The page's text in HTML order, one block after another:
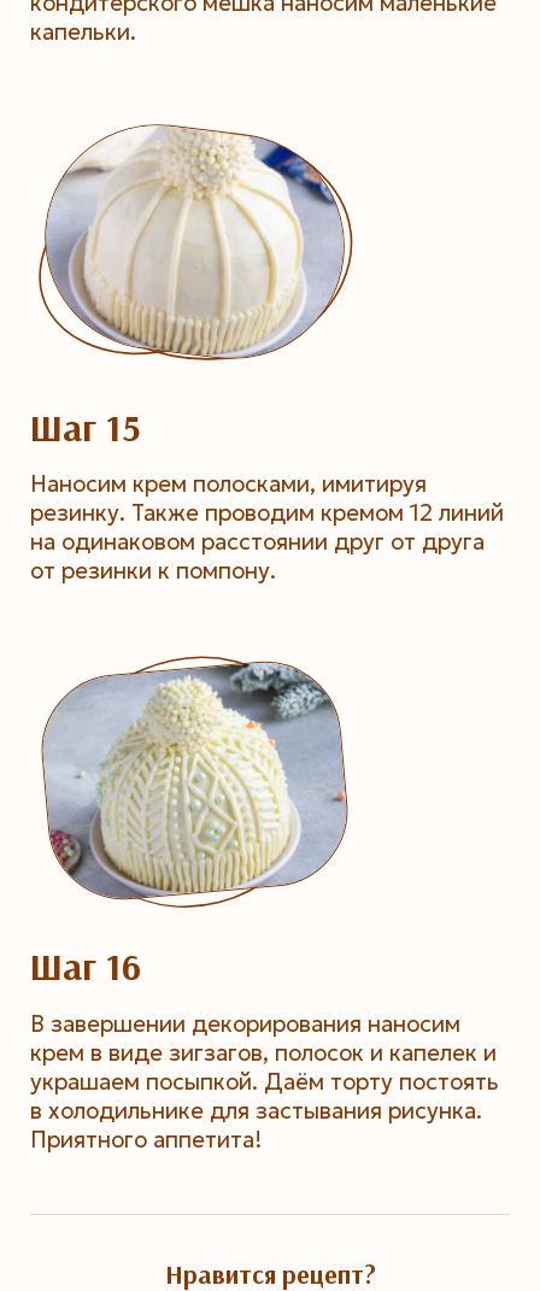
капельки.
Шаг 15
Наносим крем полосками, имитируя
резинку. Также проводим кремом 12 линий
на одинаковом расстоянии друг от друга
от резинки к помпону.
Шаг 16
В завершении декорирования наносим
крем в виде зигзагов, полосок и капелек и
украшаем посыпкой. Даём торту постоять
в холодильнике для застывания рисунка.
Приятного аппетита!
Нравится рецепт?